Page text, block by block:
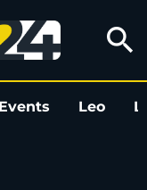
search
Events Leo